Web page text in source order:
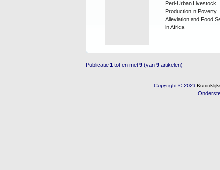
Peri-Urban Livestock
Production in Poverty
Alleviation and Food
in Africa
Publicatie 1 tot en met 9 (van 9 artikelen)
Copyright © 2026